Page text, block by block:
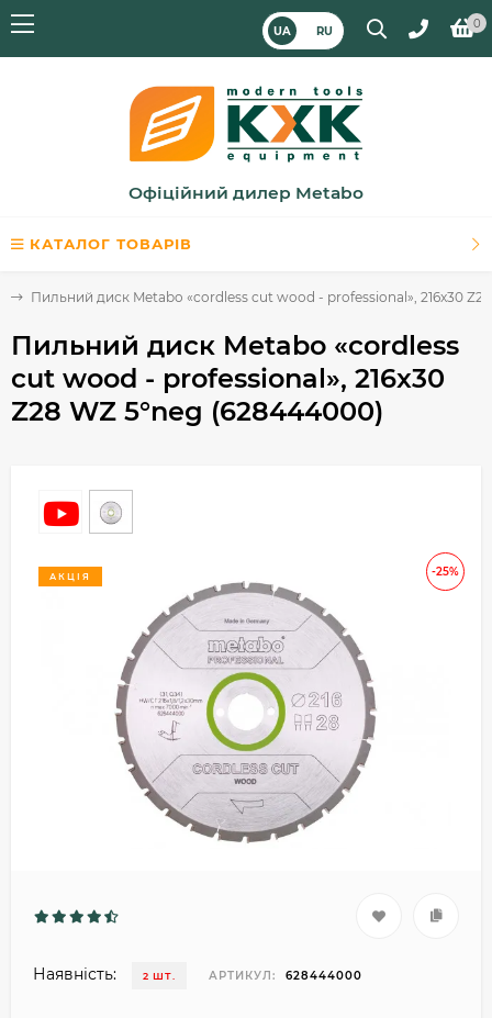
UA RU
0
Офіційний дилер Metabo
КАТАЛОГ ТОВАРІВ
Пильний диск Metabo «cordless cut wood - professional», 216x30
Пильний диск Metabo «cordless
cut wood - professional», 216x30
Z28 WZ 5°neg (628444000)
-25%
АКЦІЯ
Наявність: 2 ШТ. АРТИКУЛ: 628444000